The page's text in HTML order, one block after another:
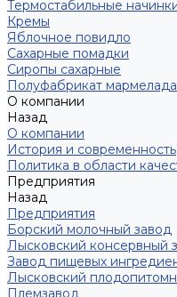
Термостабильные
Кремы
Яблочное повидло
Сахарные помадки
Сиропы сахарные
Полуфабрикат мармелада
О компании
Назад
О компании
История и современность
Политика в области
Предприятия
Назад
Предприятия
Борский молочный завод
Лысковский консервный
Завод пищевых
Лысковский
Племзавод